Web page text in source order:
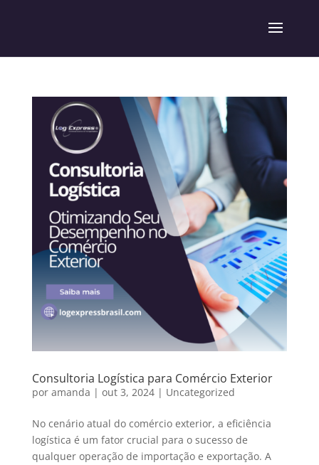
Consultoria Logística para Comércio Exterior
por amanda | out 3, 2024| Uncategorized
No cenário atual do comércio exterior, a eficiência
logística é um fator crucial para o sucesso de
qualquer operação de importação e exportação. A